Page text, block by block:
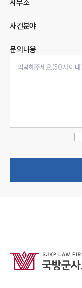
사무소
사건분야
문의내용